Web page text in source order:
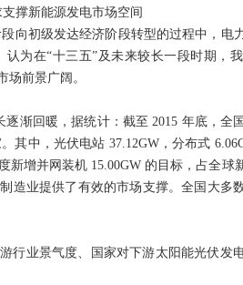
撑新能源发电市场空间
向初级发达经济阶段转型的过程中，电
为在“十三五”及未来较长一段时期，
前景广阔。
逐渐回暖，据统计：截至2015 年底，全
其中，光伏电站 37.12GW，分布式
新增并网装机 15.00GW 的目标，占全球
造业提供了有效的市场支撑。全国大多
行业景气度、国家对下游太阳能光伏发